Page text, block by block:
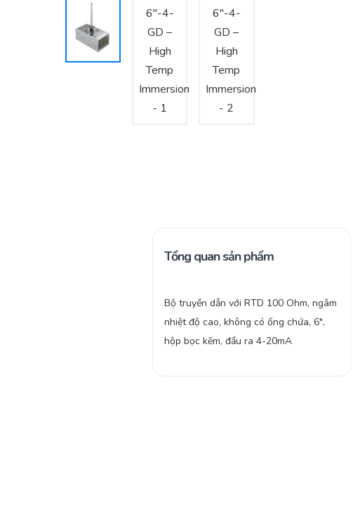
Tổng quan sản phẩm
Bộ truyền dẫn với RTD 100 Ohm, ngâm
nhiệt độ cao, không có ống chứa, 6″,
hộp bọc kẽm, đầu ra 4-20mA